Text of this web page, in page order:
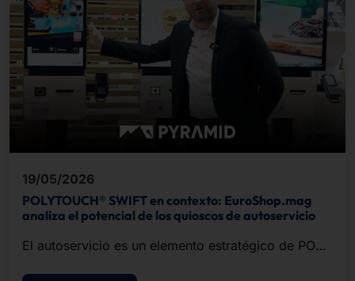
19/05/2026
POLYTOUCH® SWIFT en contexto: EuroShop.mag
analiza el potencial de los quioscos de autoservicio
El autoservicio es un elemento estratégico de POS